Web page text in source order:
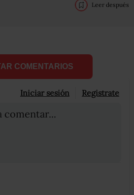
Leer después
COMENTARIOS
Iniciar sesión Registrate
comentar...